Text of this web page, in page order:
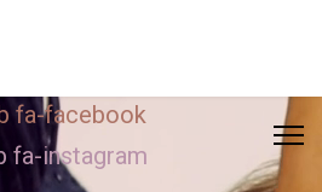
fa-facebook
fa-instagram